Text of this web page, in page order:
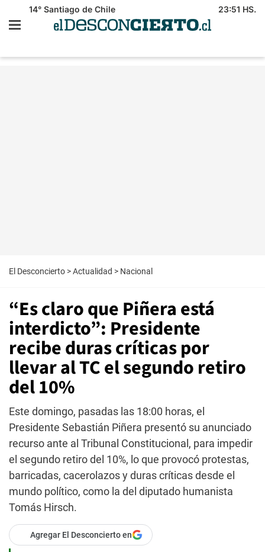
14° Santiago de Chile 23:51 HS.
El Desconcierto >Actualidad > Nacional
“Es claro que Piñera está
interdicto”: Presidente
recibe duras críticas por
llevar al TC el segundo retiro
del 10%
Este domingo, pasadas las 18:00 horas, el
Presidente Sebastián Piñera presentó su anunciado
recurso ante al Tribunal Constitucional, para impedir
el segundo retiro del 10%, lo que provocó protestas,
barricadas, cacerolazos y duras críticas desde el
mundo político, como la del diputado humanista
Tomás Hirsch.
Agregar El Desconcierto en